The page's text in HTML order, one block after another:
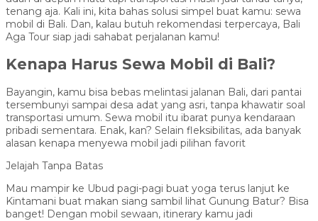
tenang aja. Kali ini, kita bahas solusi simpel buat kamu: sewa
mobil di Bali. Dan, kalau butuh rekomendasi terpercaya, Bali
Aga Tour siap jadi sahabat perjalanan kamu!
Kenapa Harus Sewa Mobil di Bali?
Bayangin, kamu bisa bebas melintasi jalanan Bali, dari pantai
tersembunyi sampai desa adat yang asri, tanpa khawatir soal
transportasi umum. Sewa mobil itu ibarat punya kendaraan
pribadi sementara. Enak, kan? Selain fleksibilitas, ada banyak
alasan kenapa menyewa mobil jadi pilihan favorit
Jelajah Tanpa Batas
Mau mampir ke Ubud pagi-pagi buat yoga terus lanjut ke
Kintamani buat makan siang sambil lihat Gunung Batur? Bisa
banget! Dengan mobil sewaan, itinerary kamu jadi